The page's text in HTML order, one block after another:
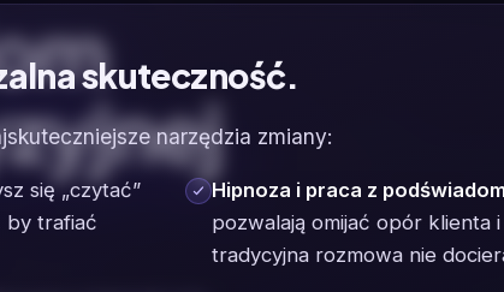
skuteczność.
narzędzia zmiany:
się „czytać”
by trafiać
Hipnoza i praca z
pozwalają omijać opór klienta
tradycyjna rozmowa nie